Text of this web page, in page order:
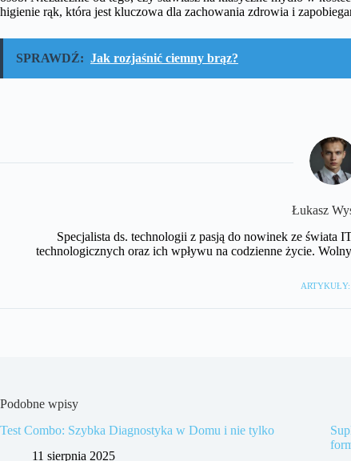
higienie rąk, która jest kluczowa dla zachowania zdrowia i
SPRAWDŹ: Jak rozjaśnić ciemny brąz?
Łukasz
Specjalista ds. technologii z pasją do nowinek ze świata
technologicznych oraz ich wpływu na codzienne życie.
ARTYKUŁY:
Podobne wpisy
Test Combo: Szybka Diagnostyka w Domu i nie tylko
11 sierpnia 2025